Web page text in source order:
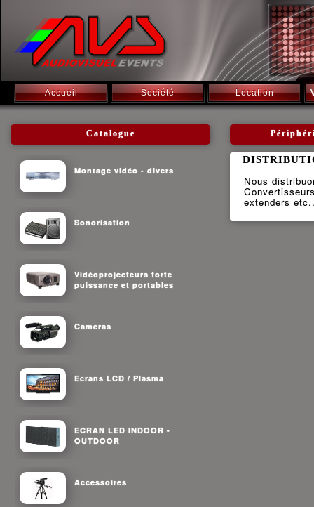
Accueil Société Location
Catalogue
Montage vidéo - divers
Sonorisation
Vidéoprojecteurs forte
puissance et portables
Cameras
Ecrans LCD / Plasma
ECRAN LED INDOOR -
OUTDOOR
Accessoires
Nous
extenders